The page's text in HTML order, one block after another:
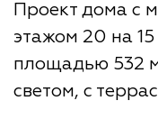
Проект дома с
этажом 20 на
площадью 532
светом, с